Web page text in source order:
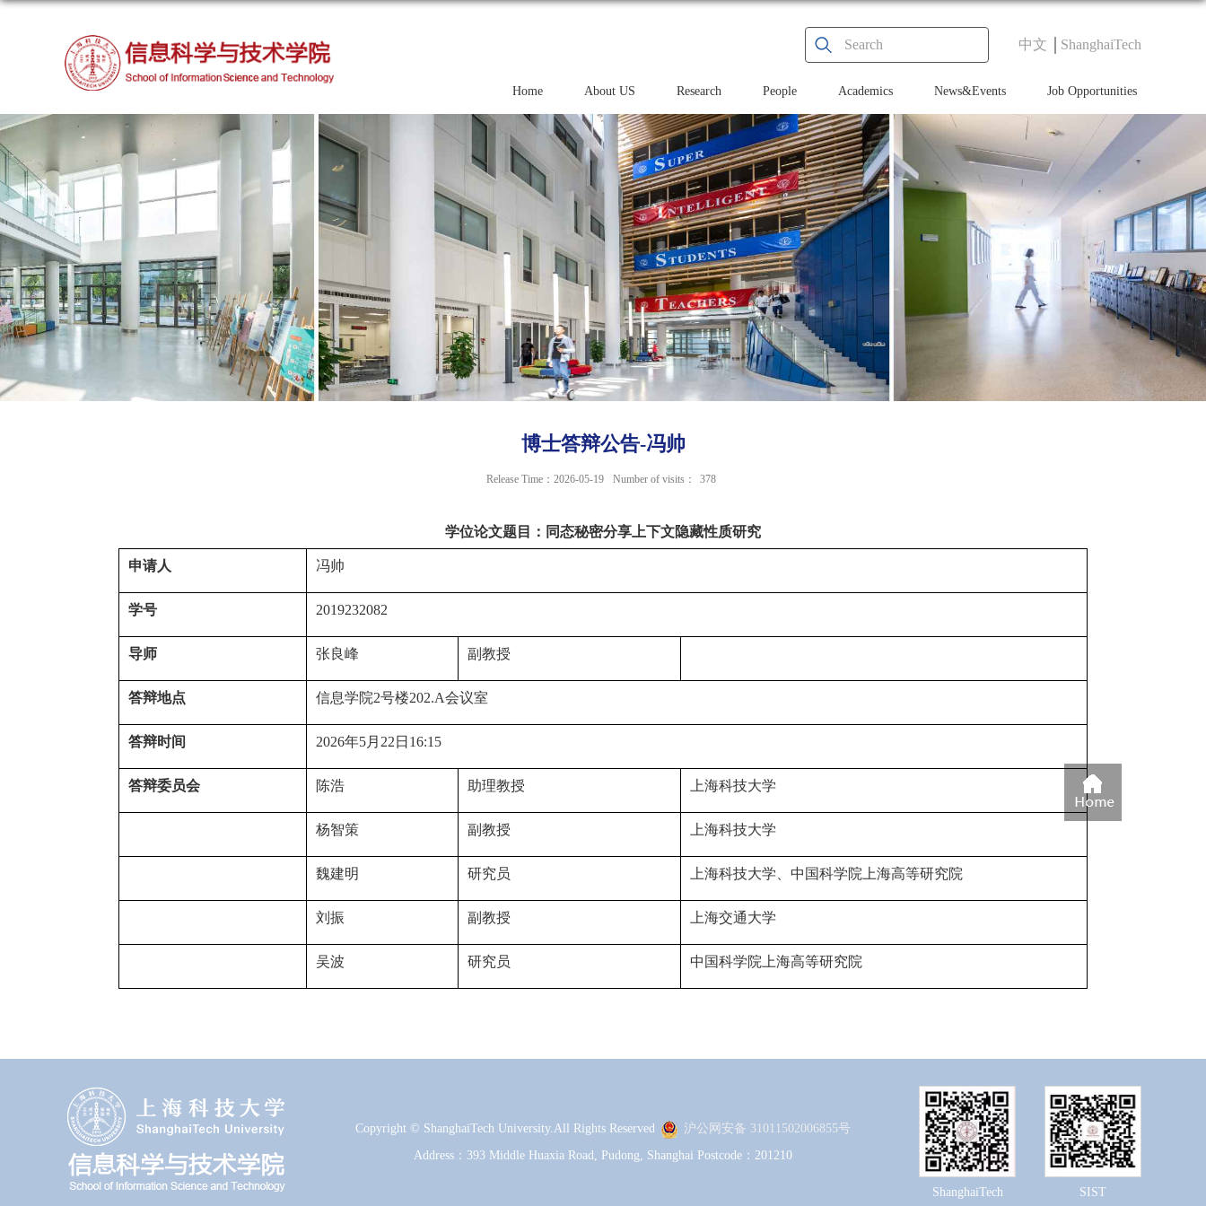
中文 ShanghaiTech
Home About US Research People Academics News&Events Job Opportunities
博士答辩公告-冯帅
Release Time：2026-05-19 Number of visits： 378
学位论文题目：同态秘密分享上下文隐藏性质研究
申请人 冯帅
学号 2019232082
导师 张良峰 副教授
答辩地点 信息学院2号楼202.A会议室
答辩时间 2026年5月 22 日 16:15
答辩委员会 陈浩 助理教授 上海科技大学
杨智策 副教授 上海科技大学
魏建明 研究员 上海科技大学、中国科学院上海高等研究院
刘振 副教授 上海交通大学
吴波 研究员 中国科学院上海高等研究院
Copyright © ShanghaiTech University.All Rights Reserved
沪公网安备 31011502006855号
Address：393 Middle Huaxia Road, Pudong, Shanghai Postcode：201210
ShanghaiTech SIST